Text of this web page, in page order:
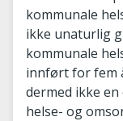
kommunale
ikke unaturlig
kommunale
innført for fem
dermed ikke
helse- og